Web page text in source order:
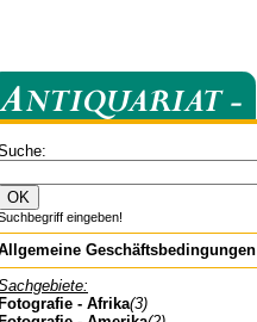
eingeben!
Geschäftsbedingungen
- Afrika(3)